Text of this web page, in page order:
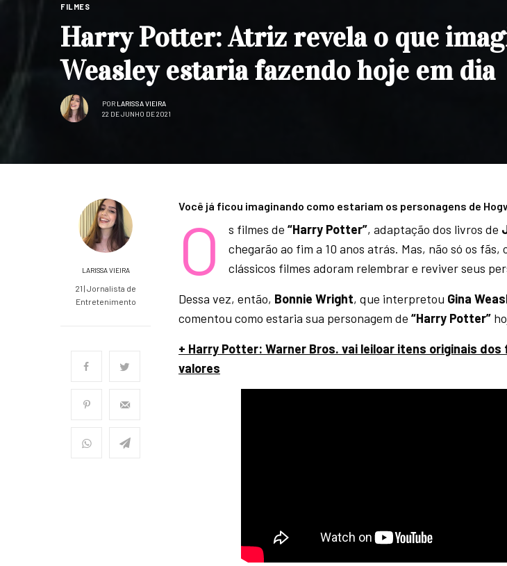
FILMES
Harry Potter: Atriz revela o que
Weasley estaria fazendo hoje em dia
POR LARISSA VIEIRA
22 DE JUNHO DE 2021
LARISSA VIEIRA
21 | Jornalista de
Entretenimento
Você já ficou imaginando como estariam os personagens de
O s filmes de “Harry Potter”, adaptação dos livros de
chegarão ao fim a 10 anos atrás. Mas, não só os fãs,
clássicos filmes adoram relembrar e reviver seus
Dessa vez, então, Bonnie Wright, que interpretou Gina
comentou como estaria sua personagem de“Harry Potter”
+ Harry Potter: Warner Bros. vai leiloar itens originais
valores